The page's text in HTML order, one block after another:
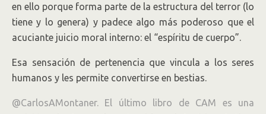
en ello porque forma parte de la estructura del terror (lo
tiene y lo genera) y padece algo más poderoso que el
acuciante juicio moral interno: el “espíritu de cuerpo”.
Esa sensación de pertenencia que vincula a los seres
humanos y les permite convertirse en bestias.
@CarlosAMontaner. El último libro de CAM es una